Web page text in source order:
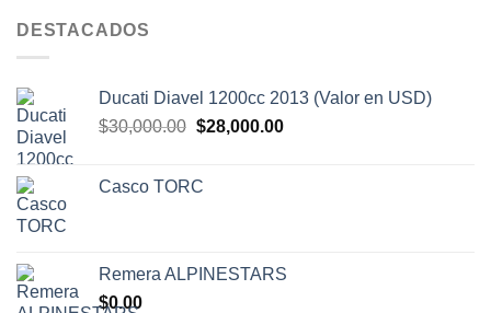
DESTACADOS
Ducati Diavel 1200cc 2013 (Valor en USD)
$30,000.00 El
era:
$28,000.00El
Casco TORC
Remera ALPINESTARS
$0.00